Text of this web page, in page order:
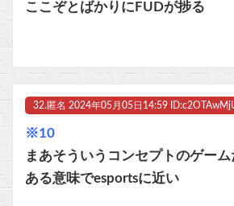
ここぞとばかりにFUDが捗る
32. 匿名 2024年05月05日14:59
※10
まあそういうコンセプトのゲーム
ある意味でesportsに近い